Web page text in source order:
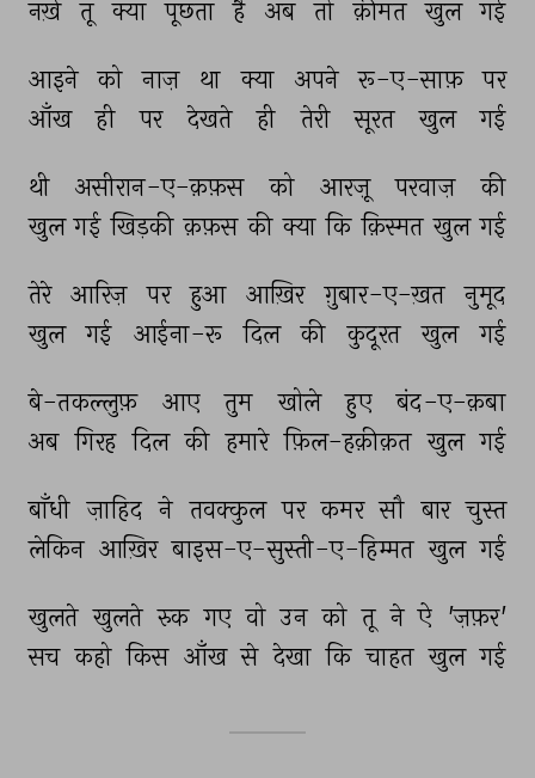
नर्ख़ तू क्या पूछता है अब तो क़ीमत खुल गई
आइने को नाज़ था क्या अपने रू-ए-साफ़ पर
आँख
ही पर देखते ही तेरी सूरत खुल गई
थी असीरान-ए-क़फ़स को आरज़ू परवाज़
की
खुल गई खिड़की क़फ़स की क्या कि क़िस्मत खुल गई
तेरे आरिज़ पर हुआ आख़िर ग़ुबार-ए-ख़त
नुमूद
खुल
गई आईना-रू दिल की कुदूरत खुल गई
बे-तकल्लुफ़ आए तुम खोले हुए
बंद-ए-क़बा
अब गिरह दिल की हमारे फ़िल-हक़ीक़त खुल गई
बाँधी ज़ाहिद ने तवक्कुल पर कमर सौ बार चुस्त
लेकिन आख़िर बाइस-ए-सुस्ती-ए-हिम्मत खुल गई
खुलते खुलते रुक गए वो उन को तू ने ऐ 'ज़फ़र'
सच कहो किस आँख से देखा कि चाहत खुल गई